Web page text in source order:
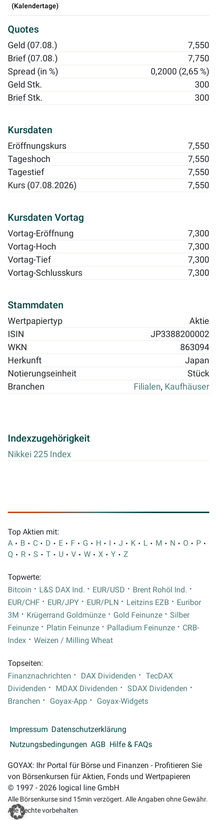
(Kalendertage)
Quotes
Geld (07.08.)
7,550
Brief (07.08.)
7,750
Spread (in %)
0,2000 (2,65 %)
Geld Stk.
300
Brief Stk.
300
Kursdaten
Eröffnungskurs
7,550
Tageshoch
7,550
Tagestief
7,550
Kurs (07.08.2026)
7,550
Kursdaten Vortag
Vortag-Eröffnung
7,300
Vortag-Hoch
7,300
Vortag-Tief
7,300
Vortag-Schlusskurs
7,300
Stammdaten
Wertpapiertyp
Aktie
ISIN
JP3388200002
WKN
863094
Herkunft
Japan
Notierungseinheit
Stück
Branchen
Filialen, Kaufhäuser
Indexzugehörigkeit
Nikkei 225 Index
Top Aktien mit:
A
B C D E F G H I J K L M N O
P
Q
R S T U V W X Y Z
Topwerte:
Bitcoin
L&S DAX Ind. EUR/USD
Brent Rohöl Ind.
EUR/CHF
EUR/JPY EUR/PLN Leitzins EZB
Euribor
3M
Krügerrand Goldmünze Gold Feinunze
Silber
Feinunze
Platin Feinunze Palladium Feinunze
CRB-
Index
Weizen / Milling Wheat
Topseiten:
Finanznachrichten
DAX Dividenden
TecDAX
Dividenden
MDAX Dividenden
SDAX Dividenden
Branchen
Goyax-App Goyax-Widgets
Impressum Datenschutzerklärung
Nutzungsbedingungen AGB Hilfe & FAQs
GOYAX: Ihr Portal für Börse und Finanzen - Profitieren Sie
von Börsenkursen für Aktien, Fonds und Wertpapieren
© 1997 - 2026 logical line GmbH
Alle Börsenkurse sind 15min verzögert. Alle Angaben ohne Gewähr.
Alle Rechte vorbehalten